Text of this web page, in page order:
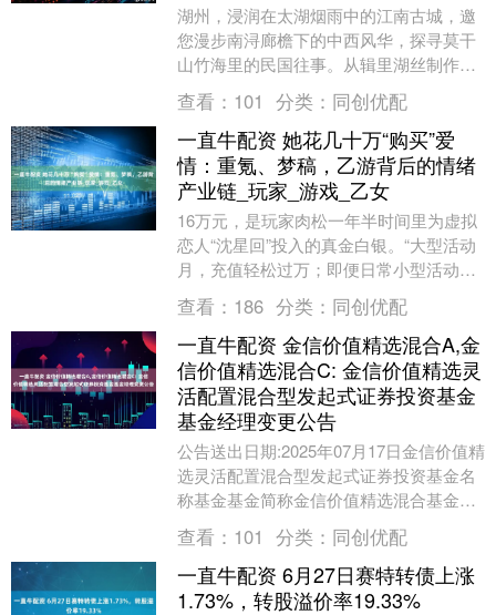
湖州，浸润在太湖烟雨中的江南古城，邀
您漫步南浔廊檐下的中西风华，探寻莫干
山竹海里的民国往事。从辑里湖丝制作到
紫笋茶采制，从百鱼宴到湖羊美食，每一
程都是文化与自然....
查看： 101 分类： 同创优配
一直牛配资 她花几十万“购买”爱
情：重氪、梦稿，乙游背后的情绪
产业链_玩家_游戏_乙女
16万元，是玩家肉松一年半时间里为虚拟
恋人“沈星回”投入的真金白银。“大型活动
月，充值轻松过万；即便日常小型活动，
也要投入三五千元。” 肉松只是万千个“她
们”中....
查看： 186 分类： 同创优配
一直牛配资 金信价值精选混合A,金
信价值精选混合C: 金信价值精选灵
活配置混合型发起式证券投资基金
基金经理变更公告
公告送出日期:2025年07月17日金信价值精
选灵活配置混合型发起式证券投资基金名
称基金基金简称金信价值精选混合基金主
代码005117基金管理人名称金信基金管
理....
查看： 101 分类： 同创优配
一直牛配资 6月27日赛特转债上涨
1.73%，转股溢价率19.33%